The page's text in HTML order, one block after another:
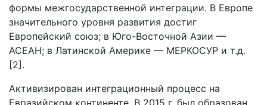
формы межгосударственной интеграции. В Европе
значительного уровня развития достиг
Европейский союз; в Юго-Восточной Азии —
АСЕАН; в Латинской Америке — МЕРКОСУР и т.д.
[2].
Активизирован интеграционный процесс на
Евразийском континенте. В 2015 г. был образован